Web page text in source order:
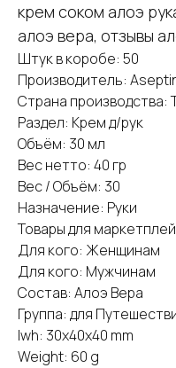
крем соком алоэ
алоэ вера, отзывы
Штук в коробе: 50
Производитель:
Страна производства:
Раздел: Крем д/рук
Объём: 30 мл
Вес нетто: 40 гр
Вес / Объём: 30
Назначение: Руки
Товары для
Для кого: Женщинам
Для кого: Мужчинам
Состав: Алоэ Вера
Группа: для
lwh: 30x40x40 mm
Weight: 60 g